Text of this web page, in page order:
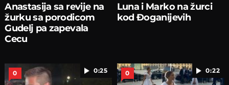
Anastasija sa revije na
žurku sa porodicom
Gudelj pa zapevala
Cecu
Luna i Marko na žurci
kod Đoganijevih
0:25
0 0:22
0